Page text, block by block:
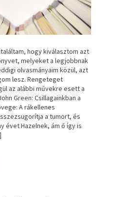
hogy kiválasztom azt
melyeket a legjobbnak
olvasmányaim közül, azt
lesz. Rengeteget
az alábbi művekre esett a
Green: Csillagainkban a
A rákellenes
a tumort, és
évet Hazelnek, ám ő így is